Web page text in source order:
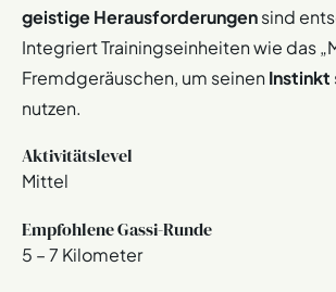
geistige Herausforderungensind
Integriert Trainingseinheiten wie das
Fremdgeräuschen, um seinenInstinkt
nutzen.
Aktivitätslevel
Mittel
Empfohlene Gassi-Runde
5 – 7 Kilometer